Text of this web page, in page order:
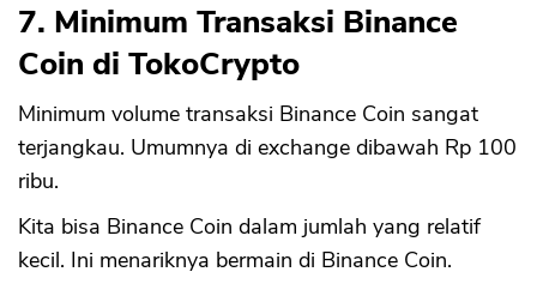
7. Minimum Transaksi Binance
Coin di TokoCrypto
Minimum volume transaksi Binance Coin sangat
terjangkau. Umumnya di exchange dibawah Rp 100
ribu.
Kita bisa Binance Coin dalam jumlah yang relatif
kecil. Ini menariknya bermain di Binance Coin.